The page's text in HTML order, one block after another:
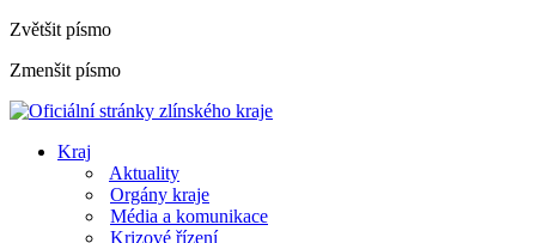
Zvětšit písmo
Zmenšit písmo
Kraj
Aktuality
Orgány kraje
Média a komunikace
Krizové řízení